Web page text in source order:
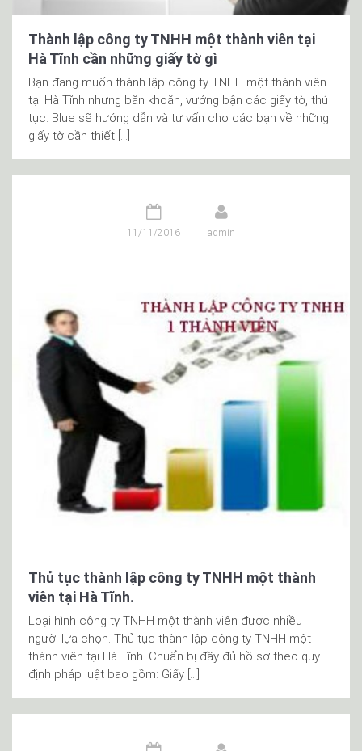
Thành lập công ty TNHH một thành viên tại
Hà Tĩnh cần những giấy tờ gì
Bạn đang muốn thành lập công ty TNHH một thành viên
tại Hà Tĩnh nhưng băn khoăn, vướng bận các giấy tờ, thủ
tục. Blue sẽ hướng dẫn và tư vấn cho các bạn về những
giấy tờ cần thiết […]
11/11/2016 admin
Thủ tục thành lập công ty TNHH một thành
viên tại Hà Tĩnh.
Loại hình công ty TNHH một thành viên được nhiều
người lựa chọn. Thủ tục thành lập công ty TNHH một
thành viên tại Hà Tĩnh. Chuẩn bị đầy đủ hồ sơ theo quy
định pháp luật bao gồm: Giấy […]